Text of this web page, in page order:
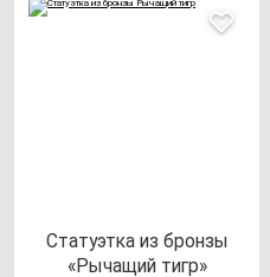
Ста­ту­эт­ка из брон­зы
«Рыча­щий тигр»